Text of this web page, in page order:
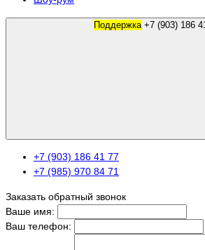
Поддержка
+7 (903) 186 41 77
+7 (985) 970 84 71
Заказать обратный звонок
Ваше имя:
Ваш телефон: